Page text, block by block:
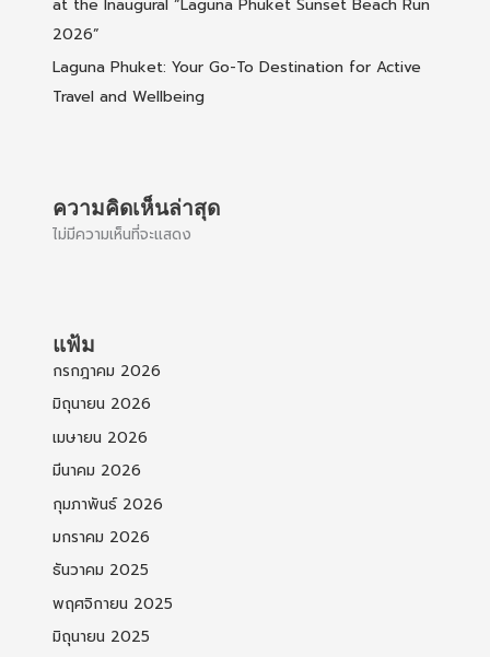
at the Inaugural “Laguna Phuket Sunset Beach Run
2026”
Laguna Phuket: Your Go-To Destination for Active
Travel and Wellbeing
ความคิดเห็นล่าสุด
ไม่มีความเห็นที่จะแสดง
แฟ้ม
กรกฎาคม 2026
มิถุนายน 2026
เมษายน 2026
มีนาคม 2026
กุมภาพันธ์ 2026
มกราคม 2026
ธันวาคม 2025
พฤศจิกายน 2025
มิถุนายน 2025